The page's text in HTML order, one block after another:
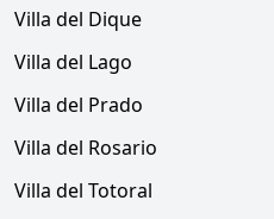
Villa del Dique
Villa del Lago
Villa del Prado
Villa del Rosario
Villa del Totoral